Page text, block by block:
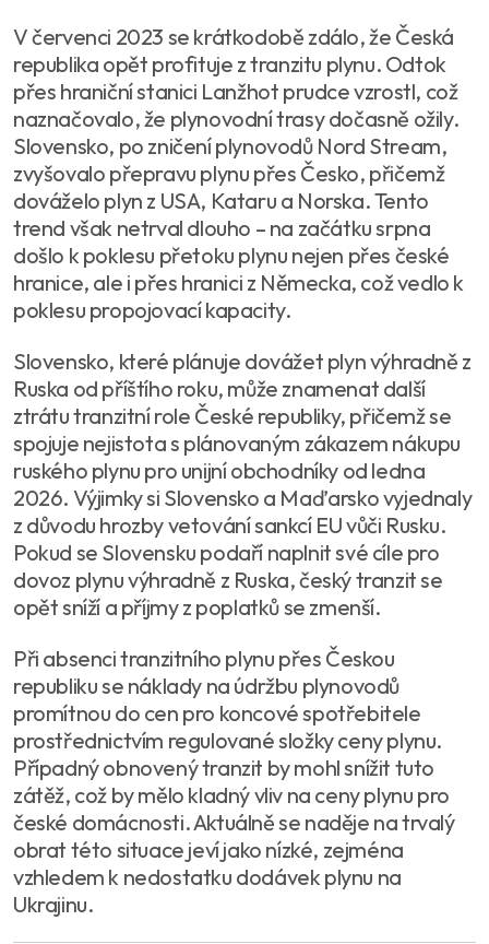
V červenci 2023 se krátkodobě zdálo, že Česká
republika opět profituje z tranzitu plynu. Odtok
přes hraniční stanici Lanžhot prudce vzrostl, což
naznačovalo, že plynovodní trasy dočasně ožily.
Slovensko, po zničení plynovodů Nord Stream,
zvyšovalo přepravu plynu přes Česko, přičemž
dováželo plyn z USA, Kataru a Norska. Tento
trend však netrval dlouho – na začátku srpna
došlo k poklesu přetoku plynu nejen přes české
hranice, ale i přes hranici z Německa, což vedlo k
poklesu propojovací kapacity.
Slovensko, které plánuje dovážet plyn výhradně z
Ruska od příštího roku, může znamenat další
ztrátu tranzitní role České republiky, přičemž se
spojuje nejistota s plánovaným zákazem nákupu
ruského plynu pro unijní obchodníky od ledna
2026. Výjimky si Slovensko a Maďarsko vyjednaly
z důvodu hrozby vetování sankcí EU vůči Rusku.
Pokud se Slovensku podaří naplnit své cíle pro
dovoz plynu výhradně z Ruska, český tranzit se
opět sníží a příjmy z poplatků se zmenší.
Při absenci tranzitního plynu přes Českou
republiku se náklady na údržbu plynovodů
promítnou do cen pro koncové spotřebitele
prostřednictvím regulované složky ceny plynu.
Případný obnovený tranzit by mohl snížit tuto
zátěž, což by mělo kladný vliv na ceny plynu pro
české domácnosti. Aktuálně se naděje na trvalý
obrat této situace jeví jako nízké, zejména
vzhledem k nedostatku dodávek plynu na
Ukrajinu.